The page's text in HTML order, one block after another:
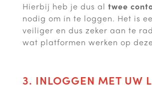
Hierbij heb je dus al twee
nodig om in te loggen. Het is
veiliger en dus zeker aan te
wat platformen werken op
3. INLOGGEN MET UW